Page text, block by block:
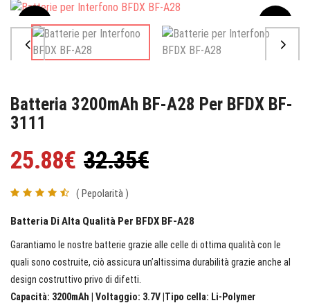
Sale
Batteria 3200mAh BF-A28 Per BFDX BF-
3111
25.88€ 32.35€
( Pepolarità )
Batteria Di Alta Qualità Per BFDX BF-A28
Garantiamo le nostre batterie grazie alle celle di ottima qualità con le
quali sono costruite, ciò assicura un’altissima durabilità grazie anche al
design costruttivo privo di difetti.
Capacità: 3200mAh | Voltaggio: 3.7V |Tipo cella: Li-Polymer